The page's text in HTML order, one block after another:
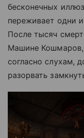
бесконечных
переживает одни
После тысяч
Машине Кошмаров,
согласно слухам,
разорвать